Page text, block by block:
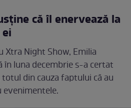
că îl enervează la
Night Show, Emilia
în luna decembrie s-a certat
din cauza faptului că au